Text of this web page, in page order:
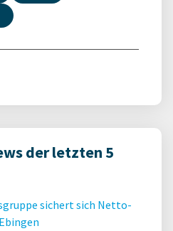
der letzten 5
sichert sich Netto-